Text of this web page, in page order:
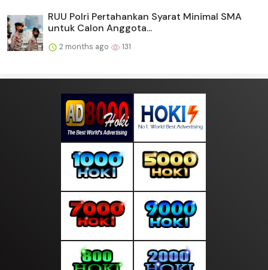
RUU Polri Pertahankan Syarat Minimal SMA
untuk Calon Anggota...
2 months ago 131